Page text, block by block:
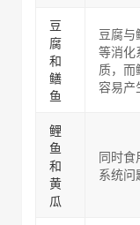
豆
腐
和
鳝
鱼
豆腐与
等消化
质，而
容易产
鲤
鱼
和
黄
瓜
同时食
系统问